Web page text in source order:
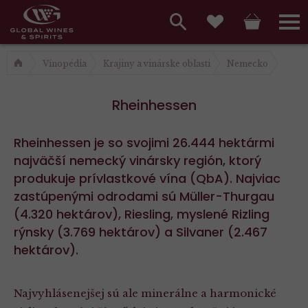
Hlavní
menu,
košík,
vyhledávání,
Vínopédia Krajiny a vinárske oblasti Nemecko
Rheinhessen
Rheinhessen je so svojimi 26.444 hektármi
najväčší nemecký vinársky región, ktorý
produkuje prívlastkové vína (QbA). Najviac
zastúpenými odrodami sú Müller-Thurgau
(4.320 hektárov), Riesling, myslené Rizling
rýnsky (3.769 hektárov) a Silvaner (2.467
hektárov).
Najvyhlásenejšej sú ale minerálne a harmonické